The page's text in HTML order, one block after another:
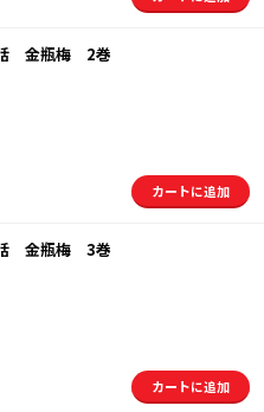
話 金瓶梅 2巻
カートに追加
話 金瓶梅 3巻
カートに追加